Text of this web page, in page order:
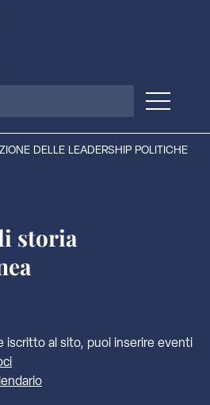
DELLE LEADERSHIP POLITICHE
storia
iscritto al sito, puoi inserire eventi